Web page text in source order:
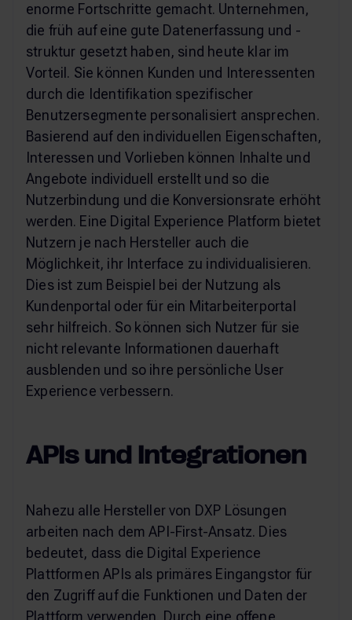
enorme Fortschritte gemacht. Unternehmen,
die früh auf eine gute Datenerfassung und -
struktur gesetzt haben, sind heute klar im
Vorteil. Sie können Kunden und Interessenten
durch die Identifikation spezifischer
Benutzersegmente personalisiert ansprechen.
Basierend auf den individuellen Eigenschaften,
Interessen und Vorlieben können Inhalte und
Angebote individuell erstellt und so die
Nutzerbindung und die Konversionsrate erhöht
werden. Eine Digital Experience Platform bietet
Nutzern je nach Hersteller auch die
Möglichkeit, ihr Interface zu individualisieren.
Dies ist zum Beispiel bei der Nutzung als
Kundenportal oder für ein Mitarbeiterportal
sehr hilfreich. So können sich Nutzer für sie
nicht relevante Informationen dauerhaft
ausblenden und so ihre persönliche User
Experience verbessern.
APIs und Integrationen
Nahezu alle Hersteller von DXP Lösungen
arbeiten nach dem API-First-Ansatz. Dies
bedeutet, dass die Digital Experience
Plattformen APIs als primäres Eingangstor für
den Zugriff auf die Funktionen und Daten der
Plattform verwenden. Durch eine offene